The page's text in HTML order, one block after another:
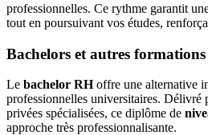
professionnelles. Ce rythme garantit
tout en poursuivant vos études,
Bachelors et autres formations
Le bachelor RHoffre une alternative
professionnelles universitaires. Délivré
privées spécialisées, ce diplôme de
approche très professionnalisante.